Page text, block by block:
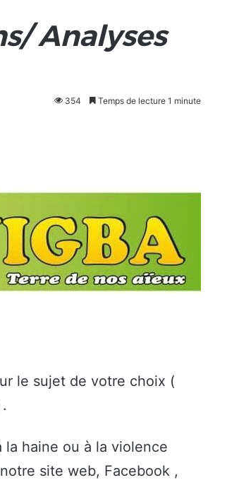
Analyses
354 Temps de lecture 1 minute
le sujet de votre choix (
la haine ou à la violence
site web, Facebook ,